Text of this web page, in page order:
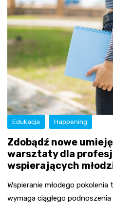
Edukacja Happening
Zdobądź nowe
warsztaty dla
wspierających
Wspieranie młodego
wymaga ciągłego